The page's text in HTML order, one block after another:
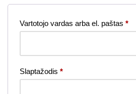
Vartotojo vardas arba el. paštas *
Slaptažodis *